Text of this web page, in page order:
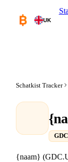
UK
Schatkist Tracker
{naam}